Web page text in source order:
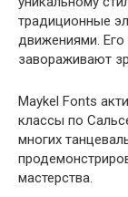
традиционные
движениями. Его
завораживают
Maykel Fonts
классы по
многих
мастерства.